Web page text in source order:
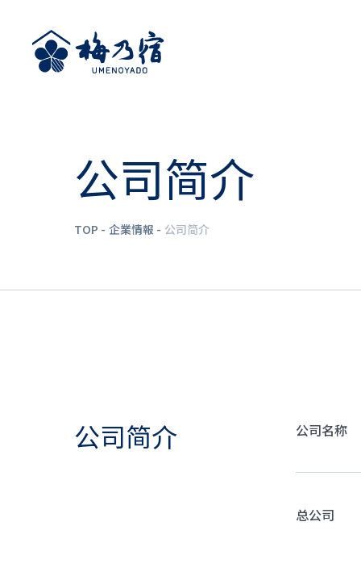
公司简介
TOP 企業情報 公司简介
公司简介 公司名称
总公司